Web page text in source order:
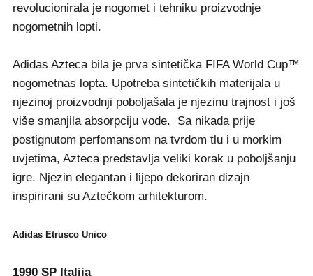
revolucionirala je nogomet i tehniku proizvodnje
nogometnih lopti.
Adidas Azteca bila je prva sintetička FIFA World Cup™
nogometnas lopta. Upotreba sintetičkih materijala u
njezinoj proizvodnji poboljašala je njezinu trajnost i još
više smanjila absorpciju vode. Sa nikada prije
postignutom perfomansom na tvrdom tlu i u morkim
uvjetima, Azteca predstavlja veliki korak u poboljšanju
igre. Njezin elegantan i lijepo dekoriran dizajn
inspirirani su Aztečkom arhitekturom.
Adidas Etrusco Unico
1990 SP Italija